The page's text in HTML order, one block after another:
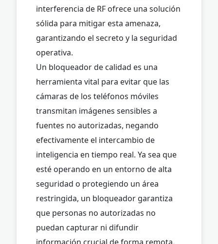
interferencia de RF ofrece una solución
sólida para mitigar esta amenaza,
garantizando el secreto y la seguridad
operativa.
Un bloqueador de calidad es una
herramienta vital para evitar que las
cámaras de los teléfonos móviles
transmitan imágenes sensibles a
fuentes no autorizadas, negando
efectivamente el intercambio de
inteligencia en tiempo real. Ya sea que
esté operando en un entorno de alta
seguridad o protegiendo un área
restringida, un bloqueador garantiza
que personas no autorizadas no
puedan capturar ni difundir